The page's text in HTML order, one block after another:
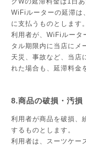
WiFiルーターの延滞は
に支払うものとします。
利用者が、WiFiルータ
タル期限内に当店にメ
天災、事故など、当店
れた場合も、延滞料金
8.商品の破損・汚損
利用者が商品を破損、
するものとします。
利用者は、スーツケー